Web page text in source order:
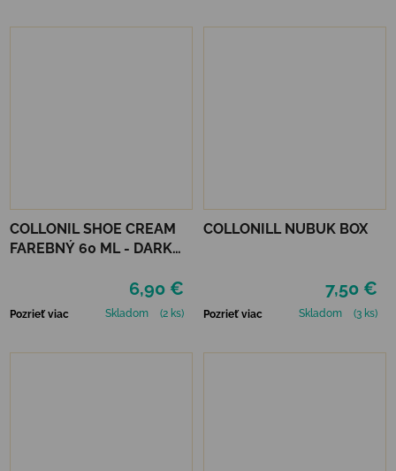
COLLONIL SHOE CREAM
FAREBNÝ 60 ML - DARK
6,90 €
Pozrieť viac Skladom (2 ks)
COLLONILL NUBUK BOX
7,50 €
Pozrieť viac Skladom (3 ks)